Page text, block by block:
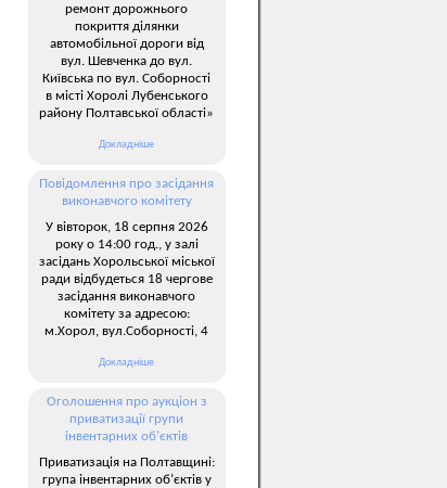
ремонт дорожнього
покриття ділянки
автомобільної дороги від
вул. Шевченка до вул.
Київська по вул. Соборності
в місті Хоролі Лубенського
району Полтавської області»
Докладніше
Повідомлення про засідання
виконавчого комітету
У вівторок, 18 серпня 2026
року о 14:00 год., у залі
засідань Хорольської міської
ради відбудеться 18 чергове
засідання виконавчого
комітету за адресою:
м.Хорол, вул.Соборності, 4
Докладніше
Оголошення про аукціон з
приватизації групи
інвентарних об’єктів
Приватизація на Полтавщині:
група інвентарних об’єктів у